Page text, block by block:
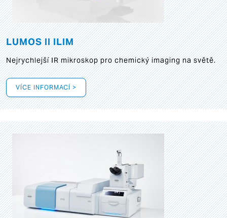
LUMOS II ILIM
Nejrychlejší IR mikroskop pro chemický imaging na světě.
VÍCE INFORMACÍ >